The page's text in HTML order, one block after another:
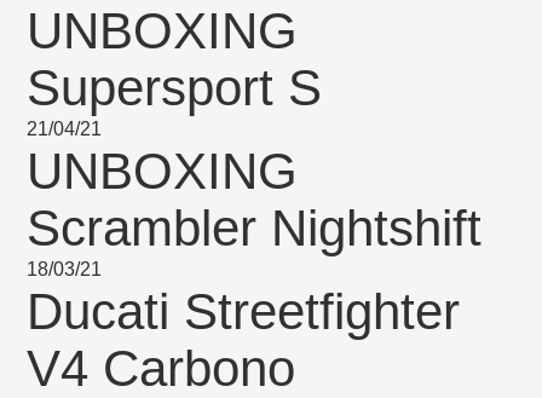
UNBOXING
Supersport S
21/04/21
UNBOXING
Scrambler Nightshift
18/03/21
Ducati Streetfighter
V4 Carbono